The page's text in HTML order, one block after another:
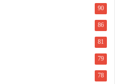
90
86
81
79
78